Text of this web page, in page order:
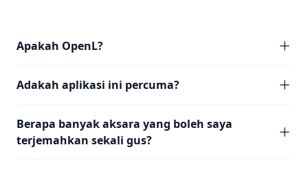
Apakah OpenL?
Adakah aplikasi ini percuma?
Berapa banyak aksara yang boleh saya
terjemahkan sekali gus?